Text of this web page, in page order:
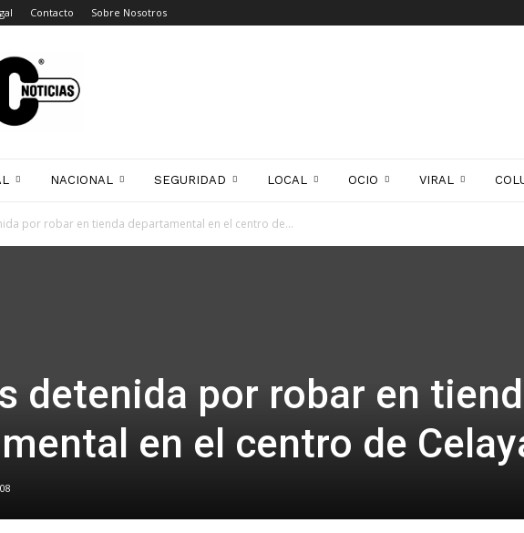
Contacto Sobre Nosotros
NACIONAL SEGURIDAD LOCAL OCIO VIRAL
por robar en tienda departamental en el centro de...
detenida por robar en
en el centro de